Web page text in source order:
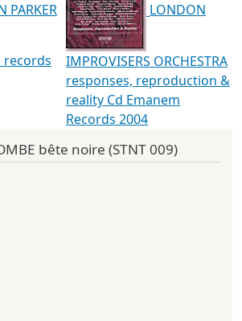
PARKER
records
LONDON
IMPROVISERS ORCHESTRA
responses, reproduction &
reality Cd Emanem
Records 2004
bête noire (STNT 009)